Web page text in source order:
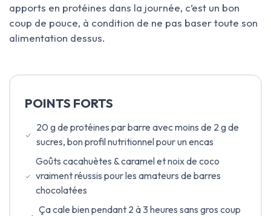
apports en protéines dans la journée, c’est un bon
coup de pouce, à condition de ne pas baser toute son
alimentation dessus.
POINTS FORTS
20 g de protéines par barre avec moins de 2 g de
sucres, bon profil nutritionnel pour un encas
Goûts cacahuètes & caramel et noix de coco
vraiment réussis pour les amateurs de barres
chocolatées
Ça cale bien pendant 2 à 3 heures sans gros coup